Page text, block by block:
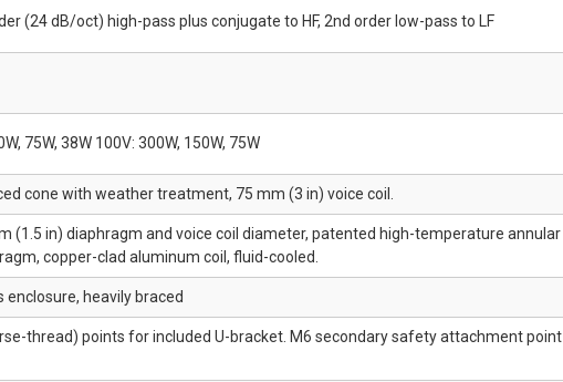
(24 dB/oct) high-pass plus conjugate to HF, 2nd order low-pass to LF
75W, 38W 100V: 300W, 150W, 75W
cone with weather treatment, 75 mm (3 in) voice coil.
(1.5 in) diaphragm and voice coil diameter, patented high-temperature annular
copper-clad aluminum coil, fluid-cooled.
enclosure, heavily braced
thread) points for included U-bracket. M6 secondary safety attachment point